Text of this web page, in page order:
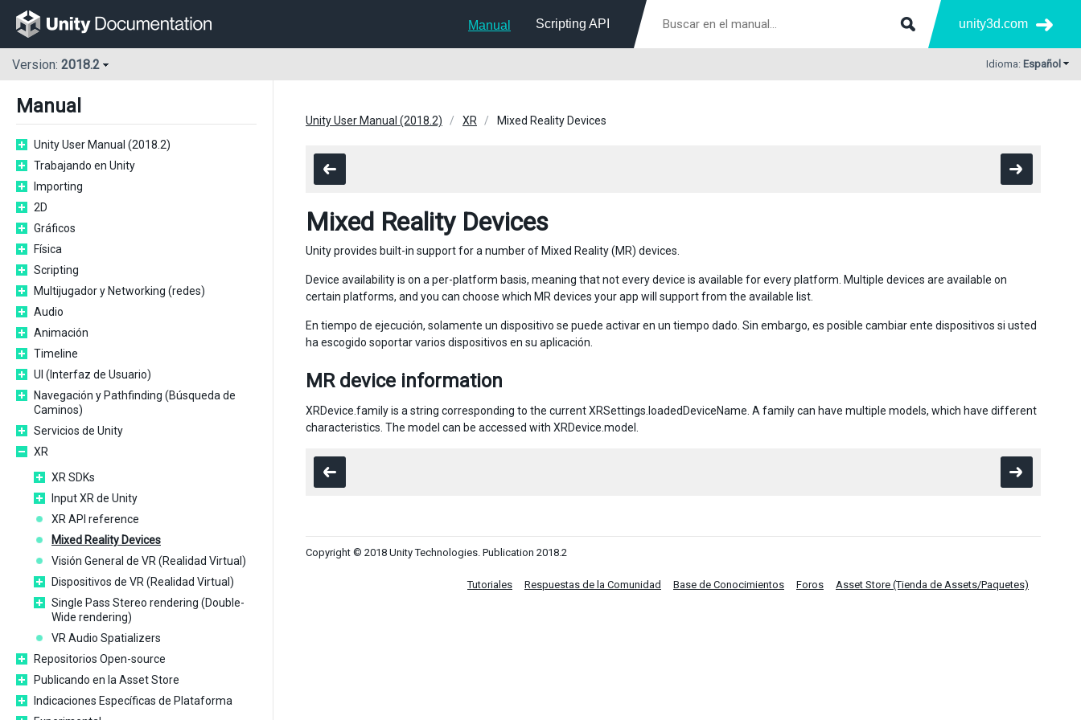
Manual Scripting API unity3d.com
Version: 2018.2 Idioma: Español
Manual
Unity User Manual (2018.2)
Trabajando en Unity
Importing
2D
Gráficos
Física
Scripting
Multijugador y Networking (redes)
Audio
Animación
Timeline
UI (Interfaz de Usuario)
Navegación y Pathfinding (Búsqueda de
Caminos)
Servicios de Unity
XR
XR SDKs
Input XR de Unity
XR API reference
Mixed Reality Devices
Visión General de VR (Realidad Virtual)
Dispositivos de VR (Realidad Virtual)
Single Pass Stereo rendering (Double-
Wide rendering)
VR Audio Spatializers
Repositorios Open-source
Publicando en la Asset Store
Indicaciones Específicas de Plataforma
Unity User Manual (2018.2) XR Mixed Reality Devices
Mixed Reality Devices
Unity provides built-in support for a number of Mixed Reality (MR) devices.
Device availability is on a per-platform basis, meaning that not every device is available for every platform. Multiple devices are available on
certain platforms, and you can choose which MR devices your app will support from the available list.
En tiempo de ejecución, solamente un dispositivo se puede activar en un tiempo dado. Sin embargo, es posible cambiar ente dispositivos si usted
ha escogido soportar varios dispositivos en su aplicación.
MR device information
XRDevice.family is a string corresponding to the current XRSettings.loadedDeviceName. A family can have multiple models, which have different
characteristics. The model can be accessed with XRDevice.model.
Copyright © 2018 Unity Technologies. Publication 2018.2
Tutoriales Respuestas de la Comunidad Base de Conocimientos Foros Asset Store (Tienda de Assets/Paquetes)